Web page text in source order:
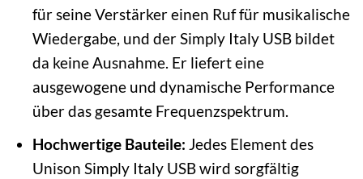
für seine Verstärker einen Ruf für musikalische
Wiedergabe, und der Simply Italy USB bildet
da keine Ausnahme. Er liefert eine
ausgewogene und dynamische Performance
über das gesamte Frequenzspektrum.
Hochwertige Bauteile: Jedes Element des
Unison Simply Italy USB wird sorgfältig